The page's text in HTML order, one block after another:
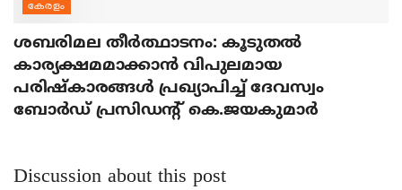
കേരളം
ശബരിമല തീര്‍ത്ഥാടനം: കൂടുതല്‍
കാര്യക്ഷമമാക്കാന്‍ വിപുലമായ
പരിഷ്‌കാരങ്ങള്‍ പ്രഖ്യാപിച്ച് ദേവസ്വം
ബോര്‍ഡ് പ്രസിഡന്റ് കെ.ജയകുമാര്‍
Discussion about this post